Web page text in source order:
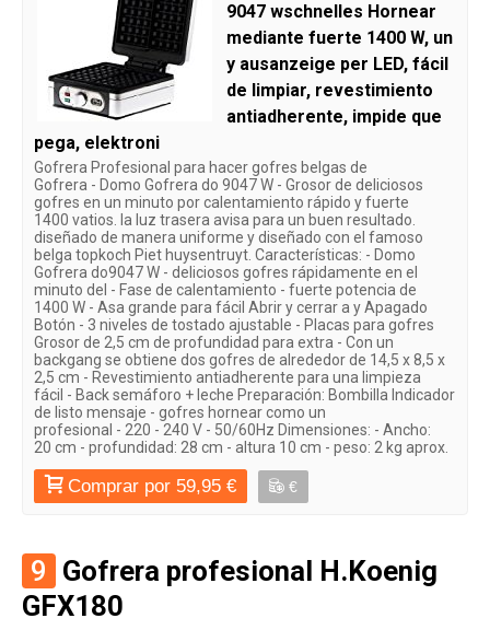
9047 wschnelles Hornear
mediante fuerte 1400 W, un
y ausanzeige per LED, fácil
de limpiar, revestimiento
antiadherente, impide que
pega, elektroni
Gofrera Profesional para hacer gofres belgas de
Gofrera - Domo Gofrera do 9047 W - Grosor de deliciosos
gofres en un minuto por calentamiento rápido y fuerte
1400 vatios. la luz trasera avisa para un buen resultado.
diseñado de manera uniforme y diseñado con el famoso
belga topkoch Piet huysentruyt. Características: - Domo
Gofrera do9047 W - deliciosos gofres rápidamente en el
minuto del - Fase de calentamiento - fuerte potencia de
1400 W - Asa grande para fácil Abrir y cerrar a y Apagado
Botón - 3 niveles de tostado ajustable - Placas para gofres
Grosor de 2,5 cm de profundidad para extra - Con un
backgang se obtiene dos gofres de alrededor de 14,5 x 8,5 x
2,5 cm - Revestimiento antiadherente para una limpieza
fácil - Back semáforo + leche Preparación: Bombilla Indicador
de listo mensaje - gofres hornear como un
profesional - 220 - 240 V - 50/60Hz Dimensiones: - Ancho:
20 cm - profundidad: 28 cm - altura 10 cm - peso: 2 kg aprox.
Comprar por 59,95 € €
9 Gofrera profesional H.Koenig
GFX180